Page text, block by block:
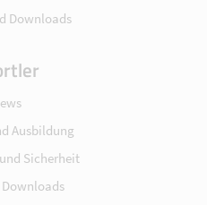
Downloads
Ausbildung
Sicherheit
Downloads